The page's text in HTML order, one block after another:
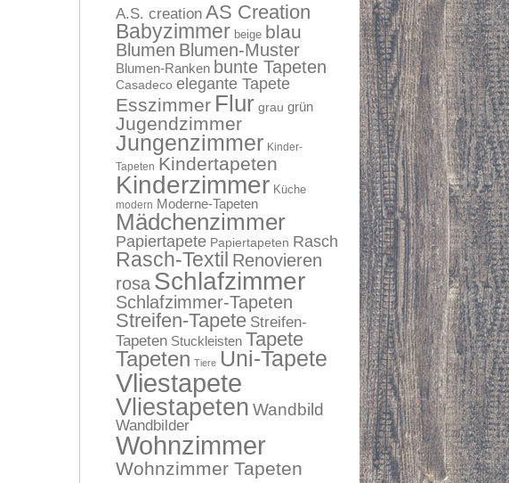
A.S. creation AS Creation
Babyzimmer beige blau
Blumen Blumen-Muster
Blumen-Ranken bunte Tapeten
Casadeco elegante Tapete
Esszimmer Flur grau grün
Jugendzimmer
Jungenzimmer Kinder-
Tapeten Kindertapeten
Kinderzimmer Küche
modern Moderne-Tapeten
Mädchenzimmer
Papiertapete Papiertapeten Rasch
Rasch-Textil Renovieren
rosa Schlafzimmer
Schlafzimmer-Tapeten
Streifen-Tapete Streifen-
Tapeten Stuckleisten Tapete
Tapeten Tiere Uni-Tapete
Vliestapete
Vliestapeten Wandbild
Wandbilder
Wohnzimmer
Wohnzimmer Tapeten